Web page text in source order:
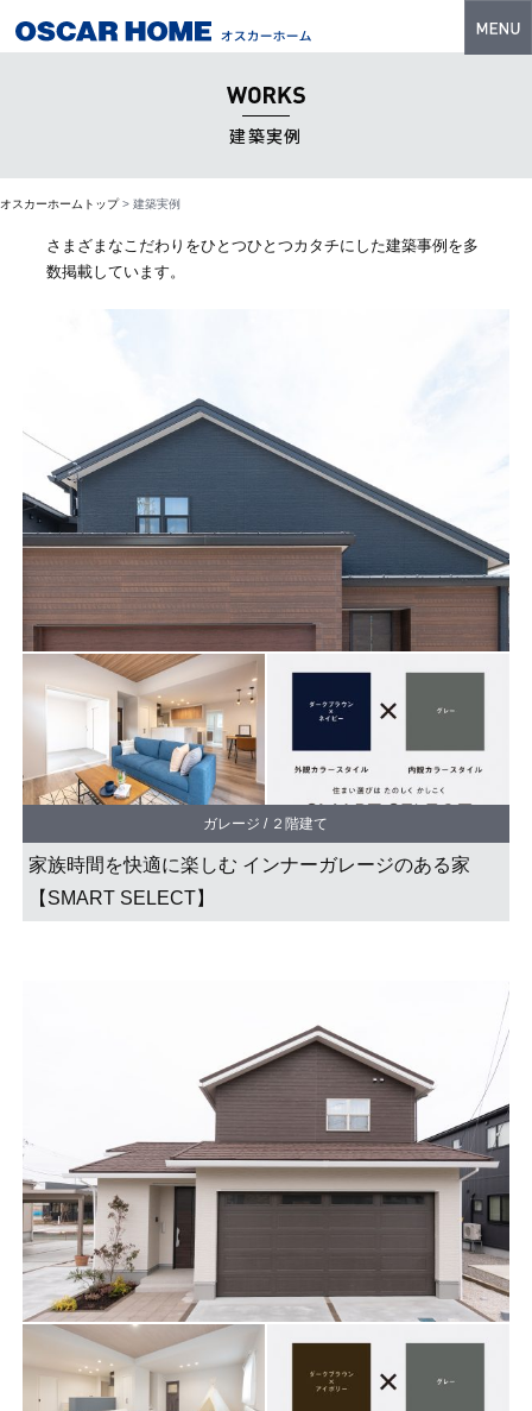
特長
販売中の物件
スマートセレクト
オンライン相談会
建築実例
オスカーホームトップ> 建築実例
さまざまなこだわりをひとつひとつカタチにした建築事例を多
数掲載しています。
ガレージ / ２階建て
家族時間を快適に楽しむ インナーガレージのある家
【SMART SELECT】